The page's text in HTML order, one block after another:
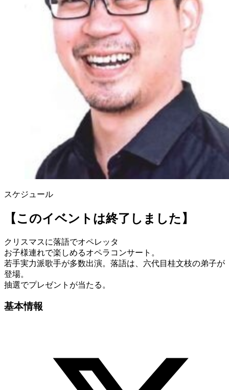
スケジュール
【このイベントは終了しました】
クリスマスに落語でオペレッタ
お子様連れで楽しめるオペラコンサート。
若手実力派歌手が多数出演。落語は、六代目桂文枝の弟子が
登場。
抽選でプレゼントが当たる。
基本情報